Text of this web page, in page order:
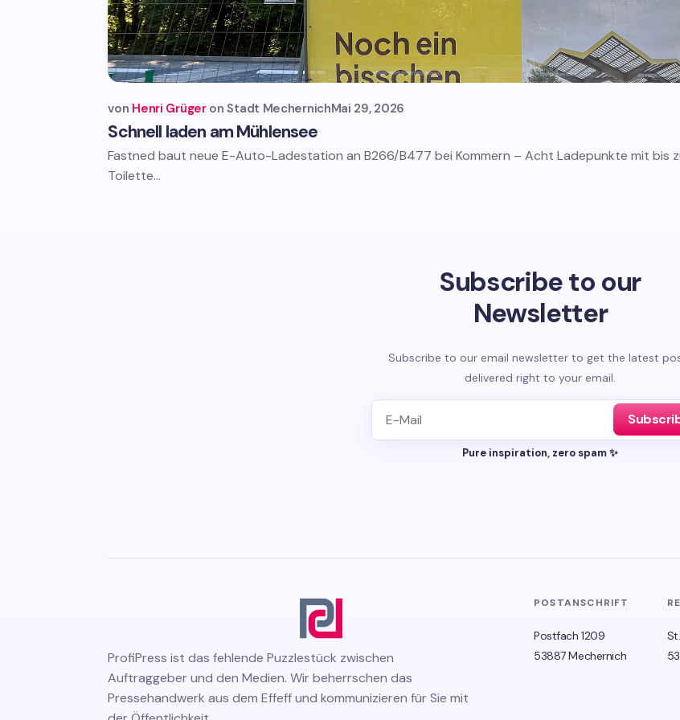
Schnell laden am Mühlensee
von Henri Grüger Stadt MechernichMai 29, 2026
Fastned baut neue E-Auto-Ladestation an B266/B477 bei Kommern – Acht Ladepunkte mit bis
Toilette...
Subscribe to our
Newsletter
Subscribe to our email newsletter to get the latest
delivered right to your email.
Pure inspiration, zero spam ✨
ProfiPress ist das fehlende Puzzlestück zwischen
Auftraggeber und den Medien. Wir beherrschen das
Pressehandwerk aus dem Effeff und kommunizieren für Sie mit
POSTANSCHRIFT
Postfach 1209
53887 Mechernich